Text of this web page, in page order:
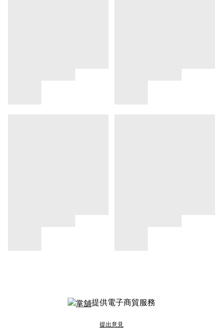
提供電子商貿服務
提出意見